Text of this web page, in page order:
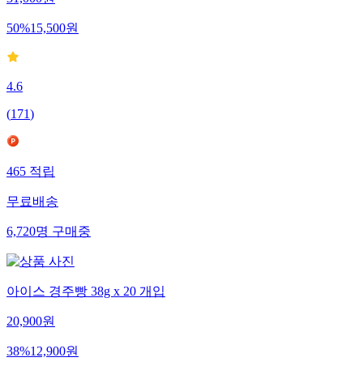
31,000원
50%15,500원
4.6
(171)
465적립
무료배송
6,720명구매중
아이스 경주빵 38g x 20 개입
20,900원
38%12,900원